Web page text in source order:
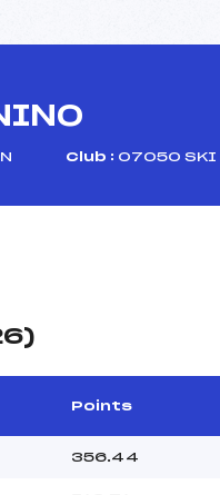
Club : 07050 SKI
Points
356.44